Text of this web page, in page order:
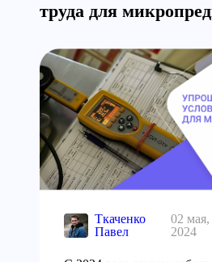
труда для
Ткаченко
Павел
02 мая,
2024